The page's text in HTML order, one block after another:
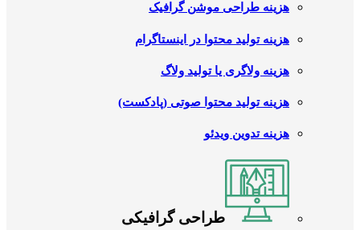
هزینه طراحی موشن گرافیک
هزینه تولید محتوا در اینستاگرام
هزینه ولاگری یا تولید ولاگ
هزینه تولید محتوا صوتی (پادکست)
هزینه تدوین ویدئو
طراحی گرافیکی